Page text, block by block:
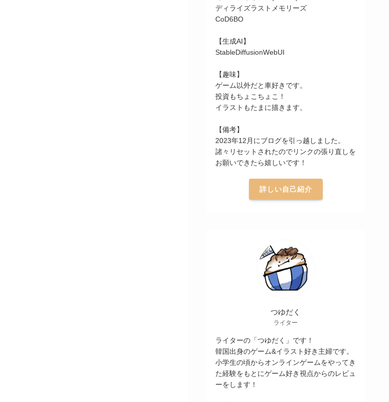
ディライズラストメモリーズ
CoD6BO
【生成AI】
StableDiffusionWebUI
【趣味】
ゲーム以外だと車好きです。
投資もちょこちょこ！
イラストもたまに描きます。
【備考】
2023年12月にブログを引っ越しました。
諸々リセットされたのでリンクの張り直しを
お願いできたら嬉しいです！
詳しい自己紹介
つゆだく
ライター
ライターの「つゆだく」です！
韓国出身のゲーム&イラスト好き主婦です。
小学生の頃からオンラインゲームをやってき
た経験をもとにゲーム好き視点からのレビュ
ーをします！